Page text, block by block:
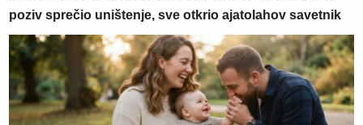
poziv sprečio uništenje, sve otkrio ajatolahov savetnik